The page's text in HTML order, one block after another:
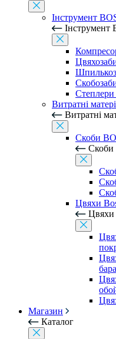
Інструмент
Інструмент
Степлери
Витратні
Витратні
Скоби
Скоби
Цвяхи
Цвяхи
Магазин
Каталог